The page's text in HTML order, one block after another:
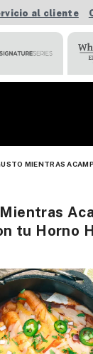
al cliente
MIENTRAS
tu Horno